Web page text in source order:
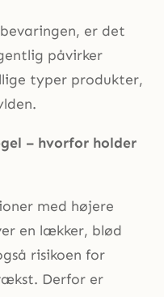
er det
påvirker
typer produkter,
– hvorfor holder
med højere
en lækker, blød
risikoen for
Derfor er